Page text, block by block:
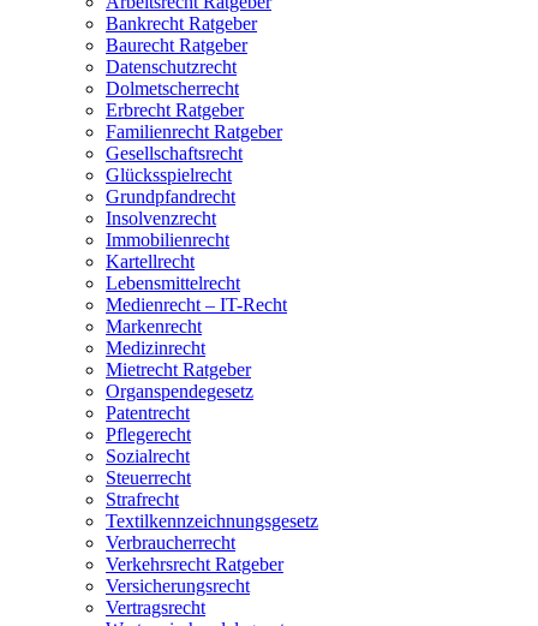
Bankrecht Ratgeber
Baurecht Ratgeber
Datenschutzrecht
Dolmetscherrecht
Erbrecht Ratgeber
Familienrecht Ratgeber
Gesellschaftsrecht
Glücksspielrecht
Grundpfandrecht
Insolvenzrecht
Immobilienrecht
Kartellrecht
Lebensmittelrecht
Medienrecht – IT-Recht
Markenrecht
Medizinrecht
Mietrecht Ratgeber
Organspendegesetz
Patentrecht
Pflegerecht
Sozialrecht
Steuerrecht
Strafrecht
Textilkennzeichnungsgesetz
Verbraucherrecht
Verkehrsrecht Ratgeber
Versicherungsrecht
Vertragsrecht